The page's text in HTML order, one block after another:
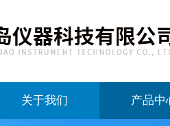
关于我们 产品中